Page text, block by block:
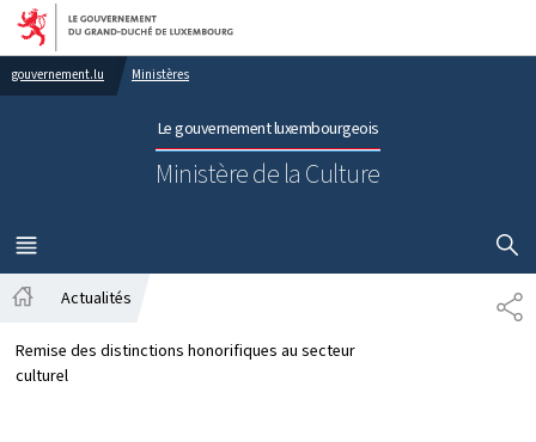
Aller au menu principal
Aller au contenu
gouvernement.lu Ministères
Le gouvernement luxembourgeois
Ministère de la Culture
MENU
PRINCIPAL
Actualités
Remise des distinctions honorifiques au secteur
culturel